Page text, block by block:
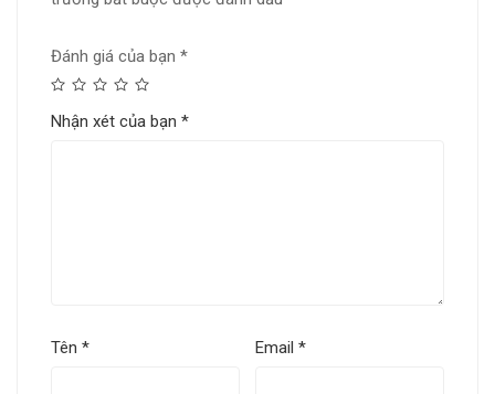
Đánh giá của bạn *
Nhận xét của bạn *
Tên * Email*